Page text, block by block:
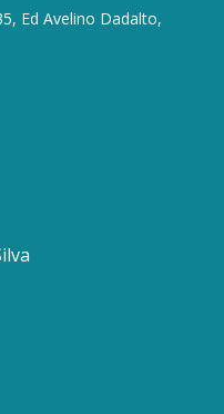
Ed Avelino Dadalto,